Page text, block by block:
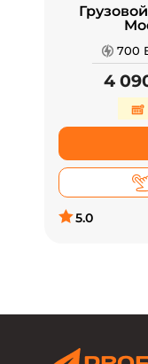
700
4
5.0